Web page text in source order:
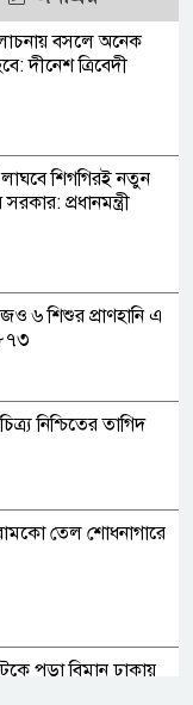
বসলে অনেক
দীনেশ ত্রিবেদী
শিগগিরই নতুন
প্রধানমন্ত্রী
৬ শিশুর প্রাণহানি এ
নিশ্চিতের তাগিদ
তেল শোধনাগারে
পড়া বিমান ঢাকায়